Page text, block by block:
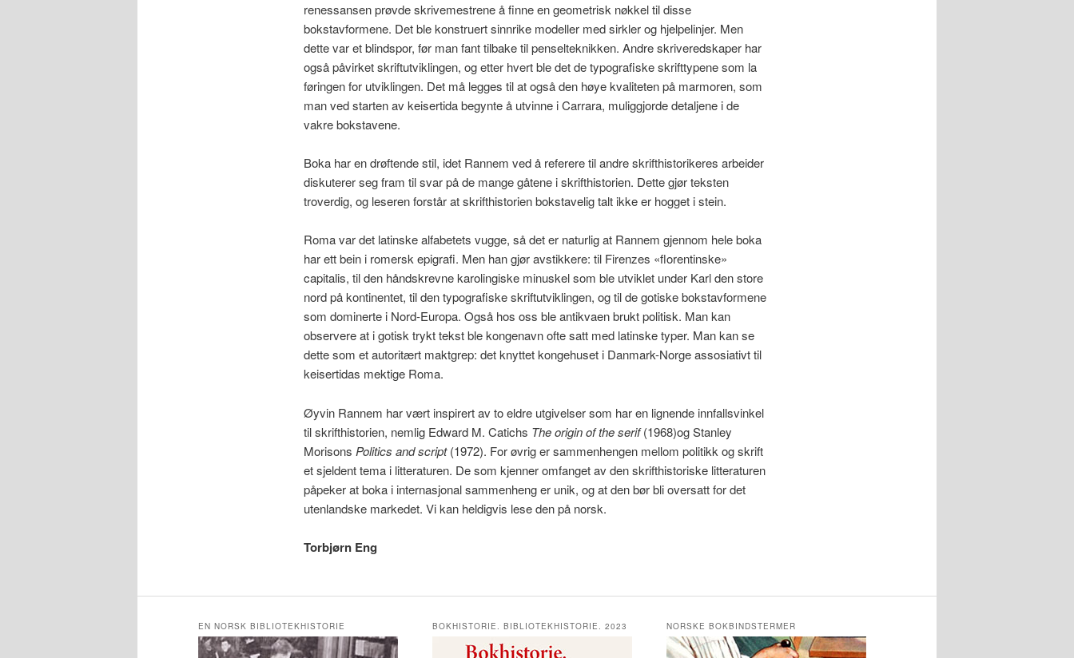
renessansen prøvde skrivemestrene å finne en geometrisk nøkkel til disse
bokstavformene. Det ble konstruert sinnrike modeller med sirkler og hjelpelinjer. Men
dette var et blindspor, før man fant tilbake til penselteknikken. Andre skriveredskaper har
også påvirket skriftutviklingen, og etter hvert ble det de typografiske skrifttypene som la
føringen for utviklingen. Det må legges til at også den høye kvaliteten på marmoren, som
man ved starten av keisertida begynte å utvinne i Carrara, muliggjorde detaljene i de
vakre bokstavene.
Boka har en drøftende stil, idet Rannem ved å referere til andre skrifthistorikeres arbeider
diskuterer seg fram til svar på de mange gåtene i skrifthistorien. Dette gjør teksten
troverdig, og leseren forstår at skrifthistorien bokstavelig talt ikke er hogget i stein.
Roma var det latinske alfabetets vugge, så det er naturlig at Rannem gjennom hele boka
har ett bein i romersk epigrafi. Men han gjør avstikkere: til Firenzes «florentinske»
capitalis, til den håndskrevne karolingiske minuskel som ble utviklet under Karl den store
nord på kontinentet, til den typografiske skriftutviklingen, og til de gotiske bokstavformene
som dominerte i Nord-Europa. Også hos oss ble antikvaen brukt politisk. Man kan
observere at i gotisk trykt tekst ble kongenavn ofte satt med latinske typer. Man kan se
dette som et autoritært maktgrep: det knyttet kongehuset i Danmark-Norge assosiativt til
keisertidas mektige Roma.
Øyvin Rannem har vært inspirert av to eldre utgivelser som har en lignende innfallsvinkel
til skrifthistorien, nemlig Edward M. Catichs The origin of the serif(1968)og Stanley
Morisons Politics and script(1972). For øvrig er sammenhengen mellom politikk og skrift
et sjeldent tema i litteraturen. De som kjenner omfanget av den skrifthistoriske litteraturen
påpeker at boka i internasjonal sammenheng er unik, og at den bør bli oversatt for det
utenlandske markedet. Vi kan heldigvis lese den på norsk.
Torbjørn Eng
EN NORSK BIBLIOTEKHISTORIE BOKHISTORIE. BIBLIOTEKHISTORIE. 2023 NORSKE BOKBINDSTERMER